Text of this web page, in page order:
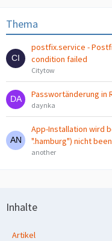
Thema
postfix.service -
condition failed
Citytow
Passwortänderung in
daynka
App-Installation wird
".hamburg") nicht
another
Inhalte
Artikel